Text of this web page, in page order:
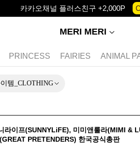
카카오채널 플러스친구 +2,000P
MERI MERI
PRINCESS FAIRIES ANIMAL
템_CLOTHING
라이프(SUNNYLiFE), 미미앤룰라(MIMI &
PRETENDERS) 한국공식총판